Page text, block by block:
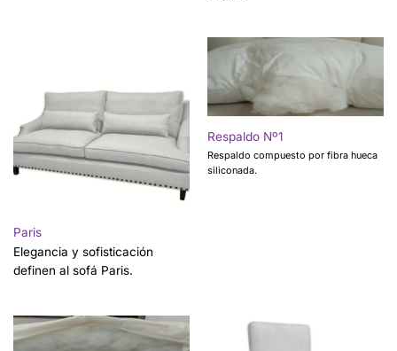
Paris
Elegancia y sofisticación
definen al sofá Paris.
Respaldo Nº1
Respaldo compuesto por fibra hueca
siliconada.